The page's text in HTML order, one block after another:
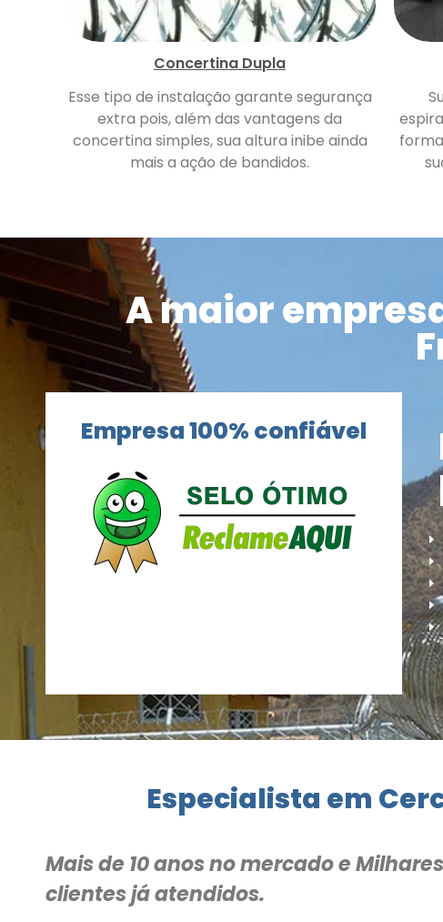
Concertina Dupla
Esse tipo de instalação garante segurança
extra pois, além das vantagens da
concertina simples, sua altura inibe ainda
mais a ação de bandidos.
A maior
Empresa 100% confiável
Especialista em
Mais de 10 anos no mercado e
clientes já atendidos.